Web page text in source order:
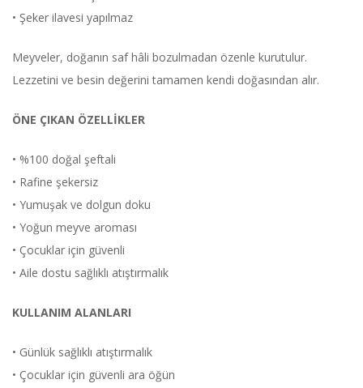
• Şeker ilavesi yapılmaz
Meyveler, doğanın saf hâli bozulmadan özenle kurutulur.
Lezzetini ve besin değerini tamamen kendi doğasından alır.
ÖNE ÇIKAN ÖZELLİKLER
• %100 doğal şeftali
• Rafine şekersiz
• Yumuşak ve dolgun doku
• Yoğun meyve aroması
• Çocuklar için güvenli
• Aile dostu sağlıklı atıştırmalık
KULLANIM ALANLARI
• Günlük sağlıklı atıştırmalık
• Çocuklar için güvenli ara öğün